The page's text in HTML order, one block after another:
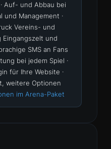
Auf- und Abbau bei
und Management ·
Vereins- und
Eingangszelt und
SMS an Fans
bei jedem Spiel ·
für Ihre Website ·
weitere Optionen
im Arena-Paket